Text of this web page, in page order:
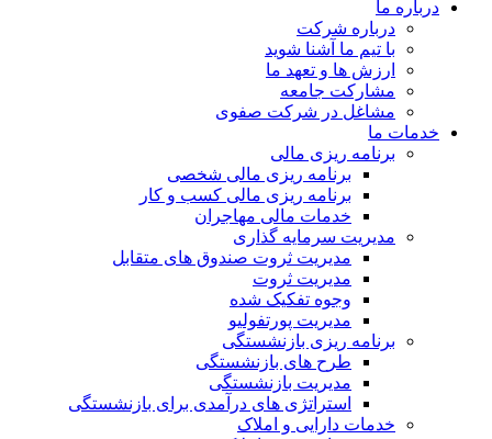
درباره ما
درباره شرکت
با تیم ما آشنا شوید
ارزش ها و تعهد ما
مشارکت جامعه
مشاغل در شرکت صفوی
خدمات ما
برنامه ریزی مالی
برنامه ریزی مالی شخصی
برنامه ریزی مالی کسب و کار
خدمات مالی مهاجران
مدیریت سرمایه گذاری
مدیریت ثروت صندوق های متقابل
مدیریت ثروت
وجوه تفکیک شده
مدیریت پورتفولیو
برنامه ریزی بازنشستگی
طرح های بازنشستگی
مدیریت بازنشستگی
استراتژی های درآمدی برای بازنشستگی
خدمات دارایی و املاک